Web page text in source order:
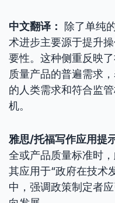
中文翻译：
除了单纯
术进步主要源于提升
要性。这种侧重反映
质量产品的普遍需求
的人类需求和符合监
机。
雅思/托福写作应用提
全或产品质量标准时
其应用于“政府在技术
中，强调政策制定者